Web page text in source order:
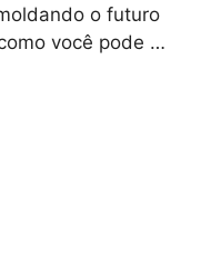
o futuro
você pode …